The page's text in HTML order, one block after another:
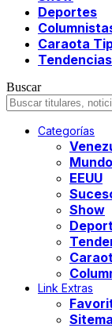
Deportes
Caraota
Tendencias
Buscar
Categorías
Mundo
EEUU
Show
Link Extras